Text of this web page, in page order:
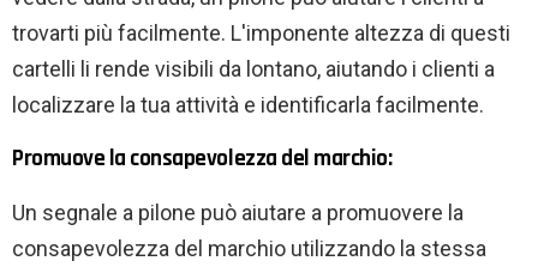
trovarti più facilmente. L'imponente altezza di questi
cartelli li rende visibili da lontano, aiutando i clienti a
localizzare la tua attività e identificarla facilmente.
Promuove la consapevolezza del marchio:
Un segnale a pilone può aiutare a promuovere la
consapevolezza del marchio utilizzando la stessa